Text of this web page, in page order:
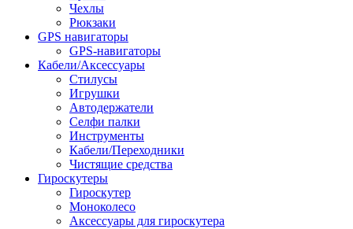
Чехлы
Рюкзаки
GPS навигаторы
GPS-навигаторы
Кабели/Аксессуары
Стилусы
Игрушки
Автодержатели
Селфи палки
Инструменты
Кабели/Переходники
Чистящие средства
Гироскутеры
Гироскутер
Моноколесо
Аксессуары для гироскутера